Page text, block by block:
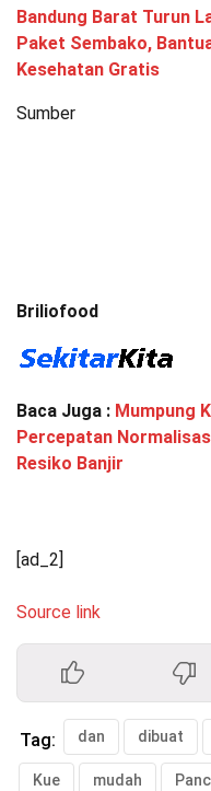
Bandung Barat Turun
Paket Sembako,
Kesehatan Gratis
Sumber
Briliofood
Baca Juga : Mumpung
Percepatan
Resiko Banjir
[ad_2]
Source link
Tag: dan dibuat
Kue mudah